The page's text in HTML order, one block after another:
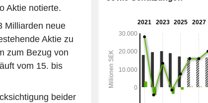
Aktie notierte.
Milliarden neue
Aktie zu
zum Bezug von
vom 15. bis
beider
eine Reihe von Lösungen für
hat eine Reihe von
anderem in Dänemark, Italien,
der Schweiz und dem Vereinigten